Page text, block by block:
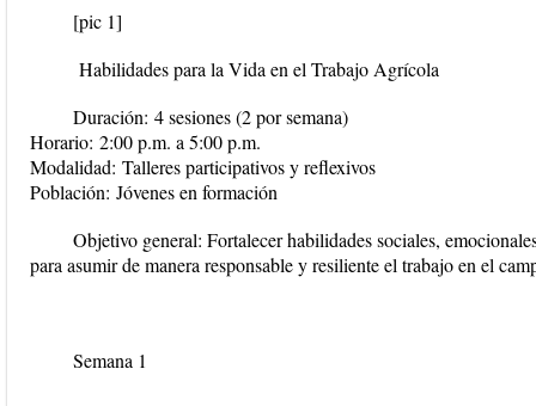
[pic 1]
Habilidades para la Vida en el Trabajo Agrícola
Duración: 4 sesiones (2 por semana)
Horario: 2:00 p.m. a 5:00 p.m.
Modalidad: Talleres participativos y reflexivos
Población: Jóvenes en formación
Objetivo general: Fortalecer habilidades sociales,
para asumir de manera responsable y resiliente el trabajo en el
Semana 1